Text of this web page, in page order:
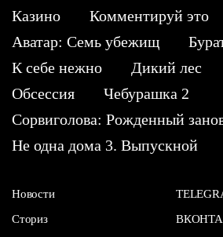
Казино
Комментируй это
Аватар: Семь убежищ
К себе нежно
Дикий лес
Обсессия
Чебурашка 2
Сорвиголова: Рожденный
Не одна дома 3. Выпускной
Новости
Сториз